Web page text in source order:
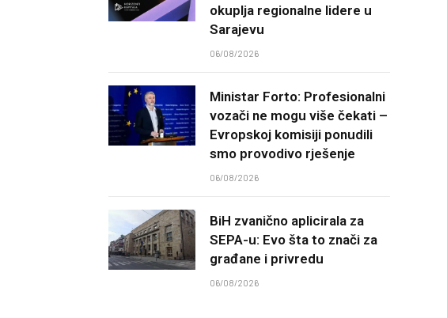
okuplja regionalne lidere u
Sarajevu
06/08/2026
Ministar Forto: Profesionalni
vozači ne mogu više čekati –
Evropskoj komisiji ponudili
smo provodivo rješenje
06/08/2026
BiH zvanično aplicirala za
SEPA-u: Evo šta to znači za
građane i privredu
06/08/2026